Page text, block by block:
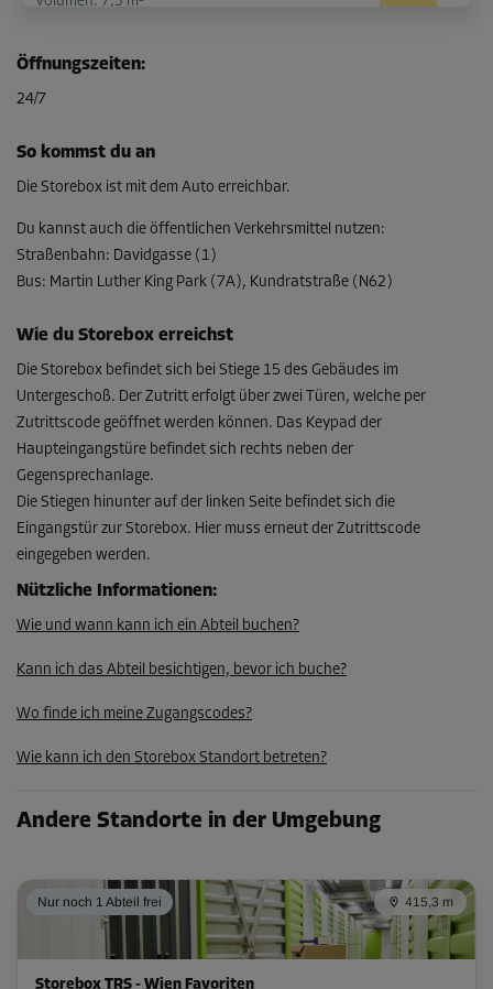
-10%
99,00 EUR/Mon
89,09 EUR/Mon
Abteil 13
Fläche: 4,6 m²
-10%
146,00 EUR/Mon
131,39 EUR/Mon
Abteil 15
Fläche: 2,4 m²
Volumen: 6 m³
L: 2m B: 1,2m H:2,5m
-10%
Ab
84,00 EUR/Mon
Abteil 17
Fläche: 2,4 m²
Volumen: 6 m³
L: m B:1,2m H: 2,5
Öffnungszeiten:
24/7
So kommst du an
Die Storebox ist mit dem Auto erreichbar.
Du kannst auch die öffentlichen Verkehrsmittel nutzen:
Straßenbahn: Davidgasse (1)
Bus: Martin Luther King Park (7A), Kundratstraße (N62)
Wie du Storebox erreichst
Die Storebox befindet sich bei Stiege 15 des Gebäudes im
Untergeschoß. Der Zutritt erfolgt über zwei Türen, welche per
Zutrittscode geöffnet werden können. Das Keypad der
Haupteingangstüre befindet sich rechts neben der
Gegensprechanlage.
Die Stiegen hinunter auf der linken Seite befindet sich die
Eingangstür zur Storebox. Hier muss erneut der Zutrittscode
eingegeben werden.
Nützliche Informationen:
Wie und wann kann ich ein Abteil buchen?
Kann ich das Abteil besichtigen, bevor ich buche?
Wo finde ich meine Zugangscodes?
Wie kann ich den Storebox Standort betreten?
Andere Standorte in der Umgebung
Nur noch 1 Abteil frei 415,3 m
Storebox TRS - Wien Favoriten